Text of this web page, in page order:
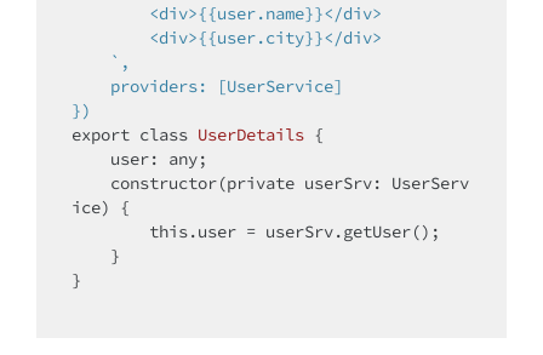
})
export class UserDetails {
    constructor(
private userSrv: UserServ
ice) {
this.user = userSrv.getUser();
}